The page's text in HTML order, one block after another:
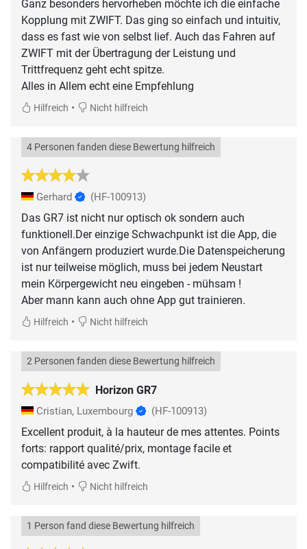
Ganz besonders hervorheben möchte ich die einfache
Kopplung mit ZWIFT. Das ging so einfach und intuitiv,
dass es fast wie von selbst lief. Auch das Fahren auf
ZWIFT mit der Übertragung der Leistung und
Trittfrequenz geht echt spitze.
Alles in Allem echt eine Empfehlung
Hilfreich • Nicht hilfreich
4 Personen fanden diese Bewertung hilfreich
Gerhard (HF-100913)
Das GR7 ist nicht nur optisch ok sondern auch
funktionell.Der einzige Schwachpunkt ist die App, die
von Anfängern produziert wurde.Die Datenspeicherung
ist nur teilweise möglich, muss bei jedem Neustart
mein Körpergewicht neu eingeben - mühsam !
Aber mann kann auch ohne App gut trainieren.
Hilfreich • Nicht hilfreich
Horizon GR7
2 Personen fanden diese Bewertung hilfreich
Cristian, Luxembourg (HF-100913)
Excellent produit, à la hauteur de mes attentes. Points
forts: rapport qualité/prix, montage facile et
compatibilité avec Zwift.
Hilfreich • Nicht hilfreich
1 Person fand diese Bewertung hilfreich